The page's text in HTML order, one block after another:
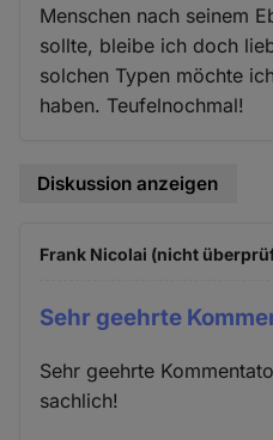
Menschen nach seinem
sollte, bleibe ich doch
solchen Typen möchte
haben. Teufelnochmal!
Diskussion anzeigen
Frank Nicolai (nicht
Sehr geehrte
Sehr geehrte
sachlich!